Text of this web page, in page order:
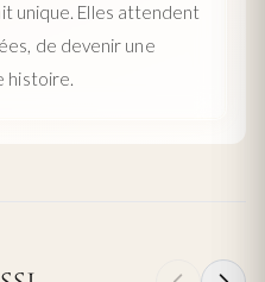
unique. Elles attendent
de devenir une
histoire.